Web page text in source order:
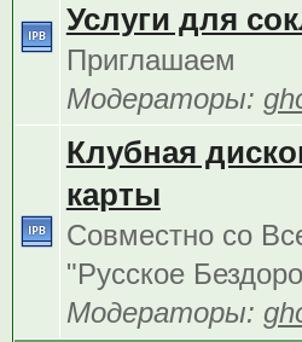
Услуги для
Приглашаем
Модераторы:
Клубная
карты
Совместно со
"Русское
Модераторы: